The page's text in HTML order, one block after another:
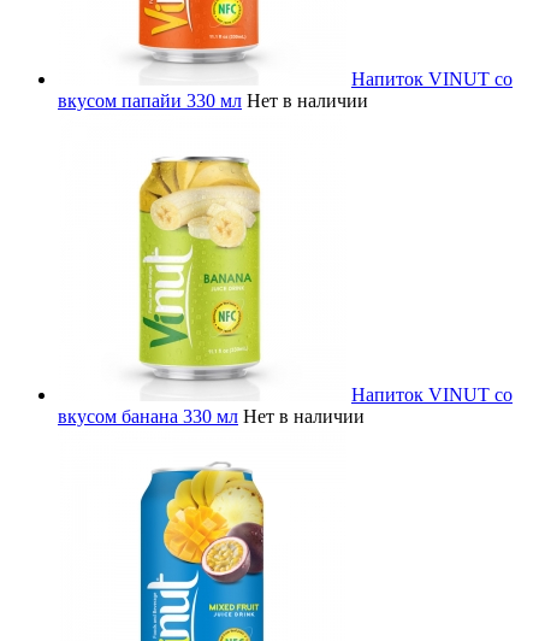
Напиток VINUT со
вкусом папайи 330 мл Нет в наличии
Напиток VINUT со
вкусом банана 330 мл Нет в наличии